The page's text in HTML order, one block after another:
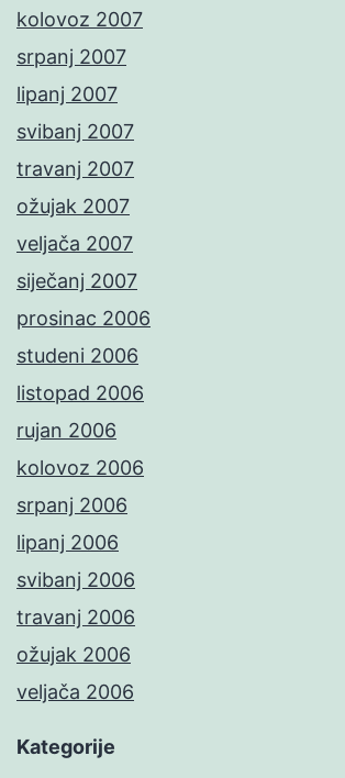
kolovoz 2007
srpanj 2007
lipanj 2007
svibanj 2007
travanj 2007
ožujak 2007
veljača 2007
siječanj 2007
prosinac 2006
studeni 2006
listopad 2006
rujan 2006
kolovoz 2006
srpanj 2006
lipanj 2006
svibanj 2006
travanj 2006
ožujak 2006
veljača 2006
Kategorije